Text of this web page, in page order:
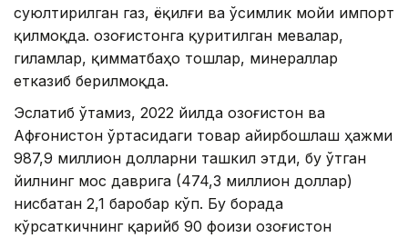
суюлтирилган газ, ёқилғи ва ўсимлик мойи импорт
қилмоқда. Қозоғистонга қуритилган мевалар,
гиламлар, қимматбаҳо тошлар, минераллар
етказиб берилмоқда.
Эслатиб ўтамиз, 2022 йилда Қозоғистон ва
Афғонистон ўртасидаги товар айирбошлаш ҳажми
987,9 миллион долларни ташкил этди, бу ўтган
йилнинг мос даврига (474,3 миллион доллар)
нисбатан 2,1 баробар кўп. Бу борада
кўрсаткичнинг қарийб 90 фоизи Қозоғистон